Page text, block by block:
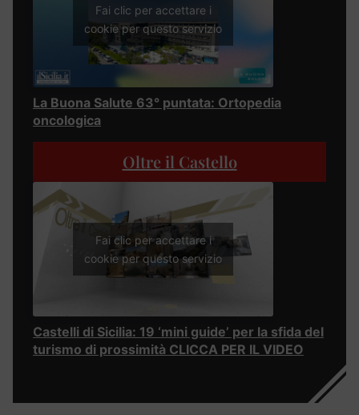
Fai clic per accettare i
cookie per questo servizio
La Buona Salute 63° puntata: Ortopedia
oncologica
Oltre il Castello
Fai clic per accettare i
cookie per questo servizio
Castelli di Sicilia: 19 ‘mini guide’ per la sfida del
turismo di prossimità CLICCA PER IL VIDEO